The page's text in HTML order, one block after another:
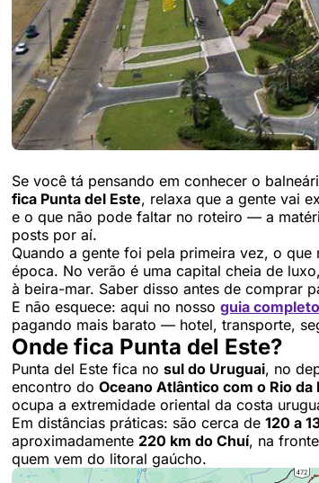
Se você tá pensando em conhecer o
fica Punta del Este, relaxa que a gente vai
e o que não pode faltar no roteiro — a
posts por aí.
Quando a gente foi pela primeira vez, o
época. No verão é uma capital cheia de
à beira-mar. Saber disso antes de comprar
E não esquece: aqui no nosso guia
pagando mais barato — hotel, transporte,
Onde fica Punta del Este?
Punta del Este fica no sul do Uruguai, no
encontro do Oceano Atlântico com o Rio da
ocupa a extremidade oriental da costa
Em distâncias práticas: são cerca de 120 a
aproximadamente 220 km do Chuí, na
quem vem do litoral gaúcho.